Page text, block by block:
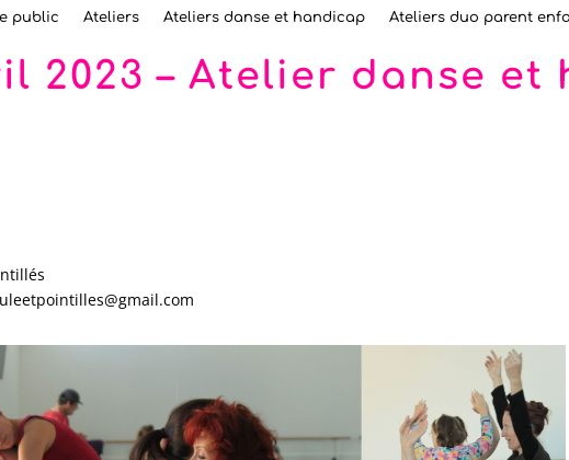
public Ateliers Ateliers danse et handicap Ateliers duo parent
2023 – Atelier danse et